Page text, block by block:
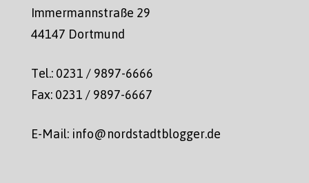
Immermannstraße 29
44147 Dortmund
Tel.: 0231 / 9897-6666
Fax: 0231 / 9897-6667
E-Mail: info@nordstadtblogger.de